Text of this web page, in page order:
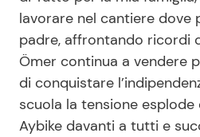
lavorare nel cantiere dove
padre, affrontando ricordi
Ömer continua a vendere
di conquistare
scuola la tensione esplode
Aybike davanti a tutti e